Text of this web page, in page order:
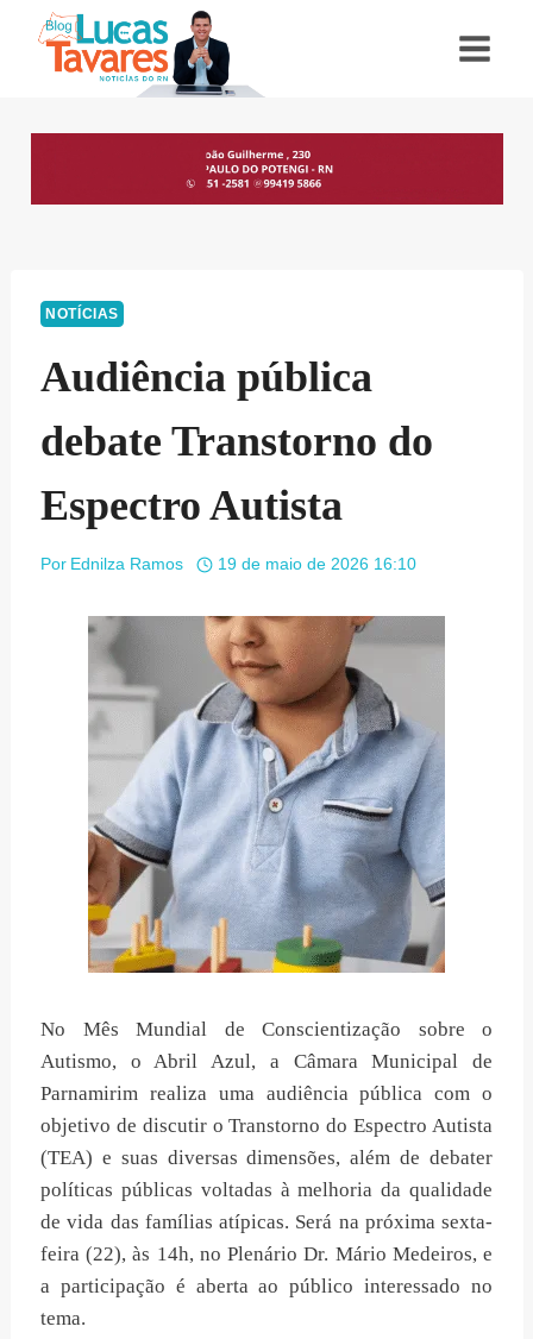
NOTÍCIAS
Audiência pública
debate Transtorno do
Espectro Autista
Por Ednilza Ramos 19 de maio de 2026 16:10
No Mês Mundial de Conscientização sobre o
Autismo, o Abril Azul, a Câmara Municipal de
Parnamirim realiza uma audiência pública com o
objetivo de discutir o Transtorno do Espectro Autista
(TEA) e suas diversas dimensões, além de debater
políticas públicas voltadas à melhoria da qualidade
de vida das famílias atípicas. Será na próxima sexta-
feira (22), às 14h, no Plenário Dr. Mário Medeiros, e
a participação é aberta ao público interessado no
tema.